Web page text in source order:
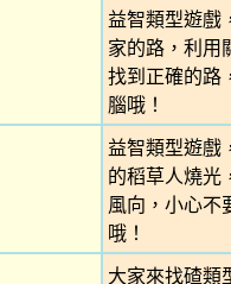
益智類型遊戲
家的路，利用
找到正確的路
腦哦！
益智類型遊戲
的稻草人燒光
風向，小心不
哦！
大家來找碴類